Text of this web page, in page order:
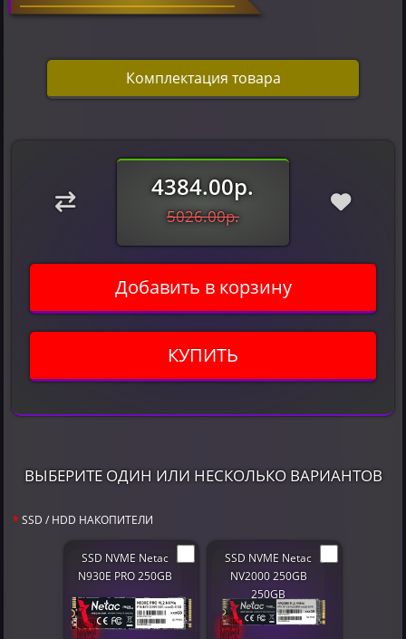
Комплектация товара
4384.00р.
5026.00р.
Добавить в корзину
КУПИТЬ
ВЫБЕРИТЕ ОДИН ИЛИ НЕСКОЛЬКО ВАРИАНТОВ
SSD / HDD НАКОПИТЕЛИ
SSD NVME Netac
N930E PRO 250GB
SSD NVME Netac
NV2000 250GB
250GB